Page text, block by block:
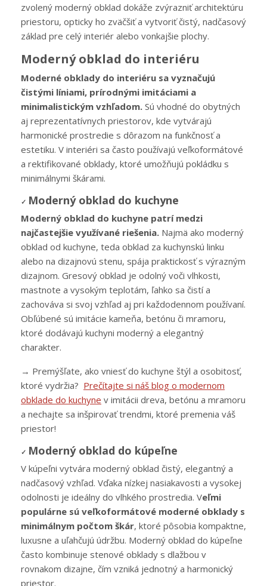
zvolený moderný obklad dokáže zvýrazniť architektúru
priestoru, opticky ho zväčšiť a vytvoriť čistý, nadčasový
základ pre celý interiér alebo vonkajšie plochy.
Moderný obklad do interiéru
Moderné obklady do interiéru sa vyznačujú
čistými líniami, prírodnými imitáciami a
minimalistickým vzhľadom. Sú vhodné do obytných
aj reprezentatívnych priestorov, kde vytvárajú
harmonické prostredie s dôrazom na funkčnosť a
estetiku. V interiéri sa často používajú veľkoformátové
a rektifikované obklady, ktoré umožňujú pokládku s
minimálnymi škárami.
✓ Moderný obklad do kuchyne
Moderný obklad do kuchyne patrí medzi
najčastejšie využívané riešenia. Najmä ako moderný
obklad od kuchyne, teda obklad za kuchynskú linku
alebo na dizajnovú stenu, spája praktickosť s výrazným
dizajnom. Gresový obklad je odolný voči vlhkosti,
mastnote a vysokým teplotám, ľahko sa čistí a
zachováva si svoj vzhľad aj pri každodennom používaní.
Obľúbené sú imitácie kameňa, betónu či mramoru,
ktoré dodávajú kuchyni moderný a elegantný
charakter.
→ Premýšľate, ako vniesť do kuchyne štýl a osobitosť,
ktoré vydržia? Prečítajte si náš blog o modernom
obklade do kuchyne v imitácii dreva, betónu a mramoru
a nechajte sa inšpirovať trendmi, ktoré premenia váš
priestor!
✓ Moderný obklad do kúpeľne
V kúpeľni vytvára moderný obklad čistý, elegantný a
nadčasový vzhľad. Vďaka nízkej nasiakavosti a vysokej
odolnosti je ideálny do vlhkého prostredia. Veľmi
populárne sú veľkoformátové moderné obklady s
minimálnym počtom škár, ktoré pôsobia kompaktne,
luxusne a uľahčujú údržbu. Moderný obklad do kúpeľne
často kombinuje stenové obklady s dlažbou v
rovnakom dizajne, čím vzniká jednotný a harmonický
priestor.